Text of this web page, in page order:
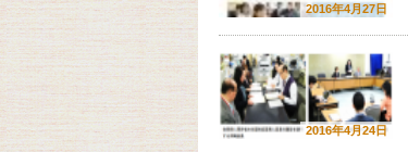
2016年4月27日
2016年4月24日